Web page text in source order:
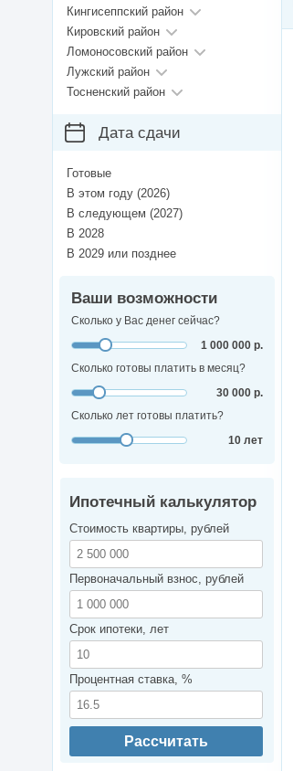
Кингисеппский район
Кировский район
Ломоносовский район
Лужский район
Тосненский район
Дата сдачи
Готовые
В этом году (2026)
В следующем (2027)
В 2028
В 2029 или позднее
Ваши возможности
Сколько у Вас денег сейчас?
1 000 000 р.
Сколько готовы платить в месяц?
30 000 р.
Сколько лет готовы платить?
10 лет
Ипотечный калькулятор
Стоимость квартиры, рублей
Первоначальный взнос, рублей
Срок ипотеки, лет
Процентная ставка, %
Рассчитать